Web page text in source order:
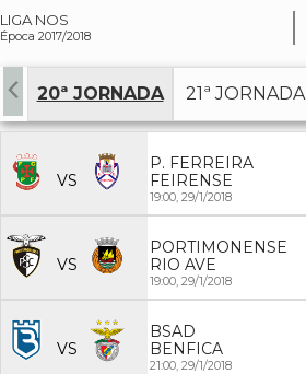
LIGA NOS
Época 2017/2018
20ª JORNADA 21ª JORNADA
VS
P. FERREIRA
FEIRENSE
19:00, 29/1/2018
VS
PORTIMONENSE
RIO AVE
19:00, 29/1/2018
VS
BSAD
BENFICA
21:00, 29/1/2018